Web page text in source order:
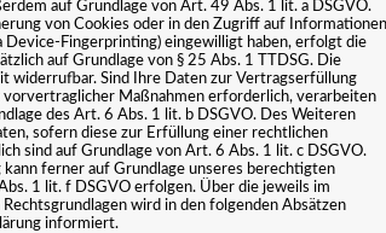
auf Grundlage von Art. 49 Abs. 1 lit. a DSGVO.
von Cookies oder in den Zugriff auf Informationen
Device-Fingerprinting) eingewilligt haben, erfolgt die
auf Grundlage von § 25 Abs. 1 TTDSG. Die
widerrufbar. Sind Ihre Daten zur Vertragserfüllung
Maßnahmen erforderlich, verarbeiten
des Art. 6 Abs. 1 lit. b DSGVO. Des Weiteren
sofern diese zur Erfüllung einer rechtlichen
sind auf Grundlage von Art. 6 Abs. 1 lit. c DSGVO.
ferner auf Grundlage unseres berechtigten
1 lit. f DSGVO erfolgen. Über die jeweils im
Rechtsgrundlagen wird in den folgenden Absätzen
informiert.